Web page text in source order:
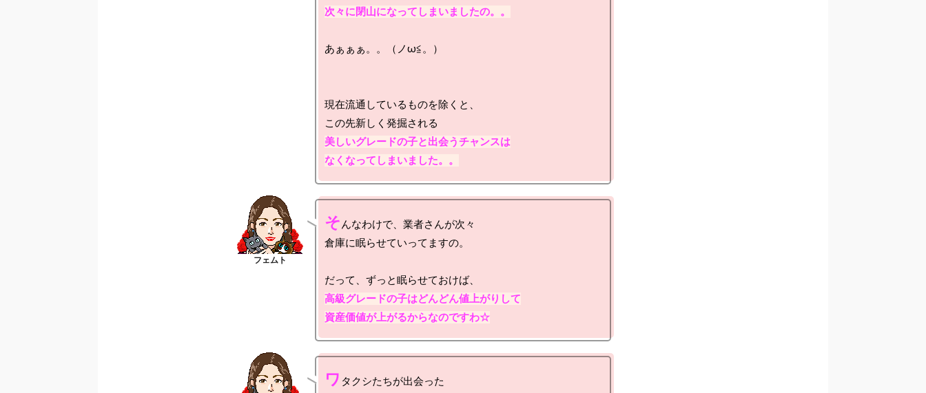
次々に閉山になってしまいましたの。。
あぁぁぁ。。（ノω≦。）
現在流通しているものを除くと、
美しいグレードの子と出会うチャンスは
なくなってしまいました。。
そんなわけで、業者さんが次々
倉庫に眠らせていってますの。
高級グレードの子はどんどん値上がりして
資産価値が上がるからなのですわ☆
ワ タクシたちが出会った